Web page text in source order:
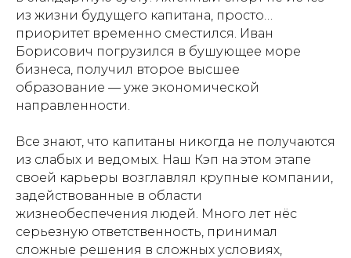
из жизни будущего капитана, просто…
приоритет временно сместился. Иван
Борисович погрузился в бушующее море
бизнеса, получил второе высшее
образование — уже экономической
направленности.
Все знают, что капитаны никогда не получаются
из слабых и ведомых. Наш Кэп на этом этапе
своей карьеры возглавлял крупные компании,
задействованные в области
жизнеобеспечения людей. Много лет нёс
серьезную ответственность, принимал
сложные решения в сложных условиях,